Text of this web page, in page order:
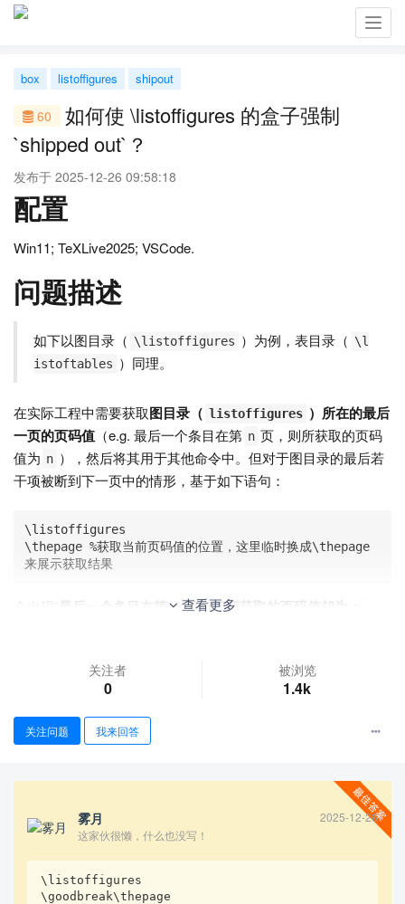
box listoffigures shipout
60
如何使 \listoffigures 的盒子强制
`shipped out`？
发布于 2025-12-26 09:58:18
配置
Win11; TeXLive2025; VSCode.
问题描述
如下以图目录（ \listoffigures ）为例，表目录（ \l
istoftables ）同理。
在实际工程中需要获取图目录（ listoffigures ）所在的最后
一页的页码值 （e.g. 最后一个条目在第 n 页，则所获取的页码
值为 n ），然后将其用于其他命令中。但对于图目录的最后若
干项被断到下一页中的情形，基于如下语句：
\listoffigures
\thepage %获取当前页码值的位置，这里临时换成\thepage
来展示获取结果
最后一个条目在第 n 页，但所获取的页码值却为
<counter>
, \value{<counter>}
\listoffigure
s , \listoftables 的
目前只想到了一种解决方案：
在对计数器取值之前添加空盒
，使取值行为的时机被挪到了空盒子之后，从而被挪到了第
页当中。这也相当于： \listoffigures 盒子的 ship out
行为被提前结束了。例如：
查看更多
关注者
0
被浏览
1.4k
关注问题 我来回答
雾月
2025-12-26
这家伙很懒，什么也没写！
\listoffigures
\goodbreak\thepage